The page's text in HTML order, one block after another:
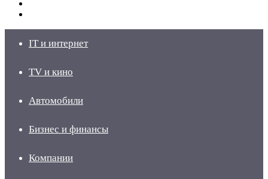
IT и интернет
TV и кино
Автомобили
Бизнес и финансы
Компании